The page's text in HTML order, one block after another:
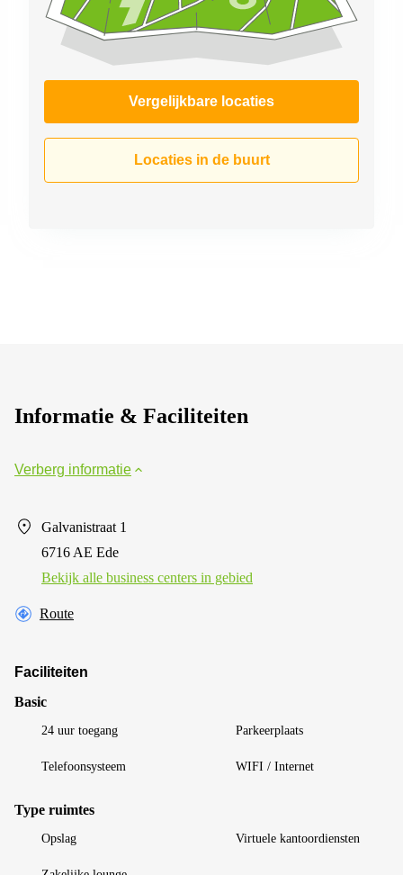
Bedrijfsruimte
Huren in
Nijmegen
Vergelijkbare locaties
Locaties in de buurt
Informatie & Faciliteiten
Verberg informatie
Galvanistraat 1
6716 AE Ede
Bekijk alle business centers in gebied
Route
Faciliteiten
Basic
24 uur toegang Parkeerplaats
Telefoonsysteem WIFI / Internet
Type ruimtes
Opslag Virtuele kantoordiensten